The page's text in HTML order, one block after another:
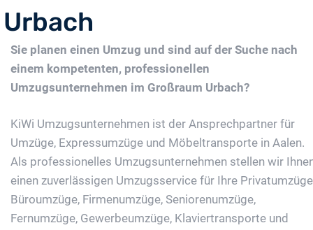
Urbach
Sie planen einen Umzug und sind auf der Suche nach
einem kompetenten, professionellen
Umzugsunternehmen im Großraum Urbach?
KiWi Umzugsunternehmen ist der Ansprechpartner für
Umzüge, Expressumzüge und Möbeltransporte in Aalen.
Als professionelles Umzugsunternehmen stellen wir
einen zuverlässigen Umzugsservice für Ihre
Büroumzüge, Firmenumzüge, Seniorenumzüge,
Fernumzüge, Gewerbeumzüge, Klaviertransporte und